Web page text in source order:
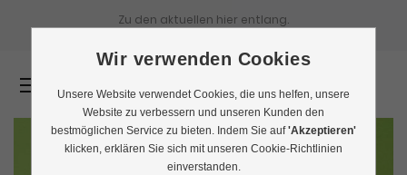
Zu den aktuellen hier entlang.
Wir verwenden Cookies
Unsere Website verwendet Cookies, die uns helfen, unsere
Website zu verbessern und unseren Kunden den
bestmöglichen Service zu bieten. Indem Sie auf'Akzeptieren'
klicken, erklären Sie sich mit unseren Cookie-Richtlinien
einverstanden.